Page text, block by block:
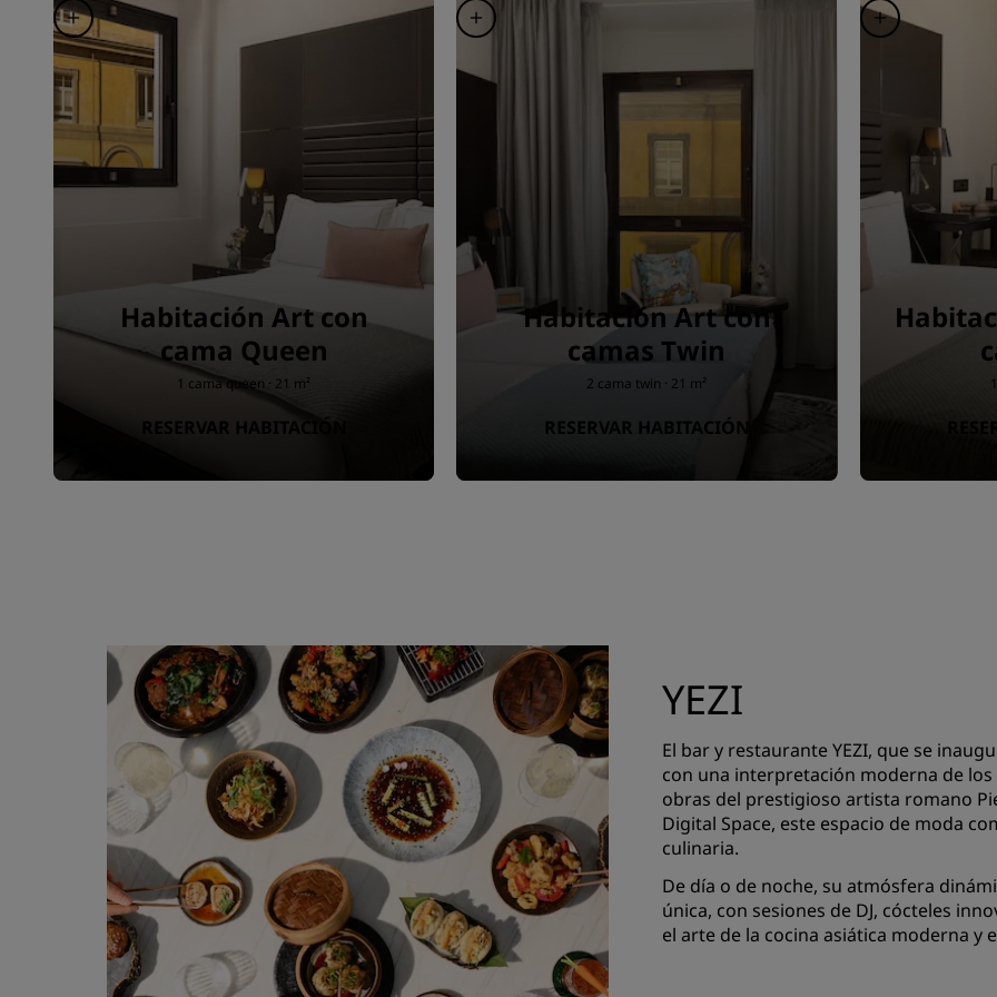
Habitación Art con
cama Queen
1 cama queen · 21 m²
RESERVAR HABITACIÓN
Habitación Art con
camas Twin
2 cama twin · 21 m²
RESERVAR HABITACIÓN
YEZI
El bar y restaurante YEZI, que se
con una interpretación moderna de
obras del prestigioso artista romano
Digital Space, este espacio de moda
culinaria.
De día o de noche, su atmósfera
única, con sesiones de DJ, cócteles
el arte de la cocina asiática moderna y